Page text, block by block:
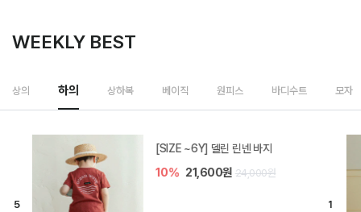
WEEKLY BEST
상의 하의 상하복 베이직 원피스 바디수트 모자
[SIZE ~6Y] 델린 린넨 바지
10% 21,600원 24,000원